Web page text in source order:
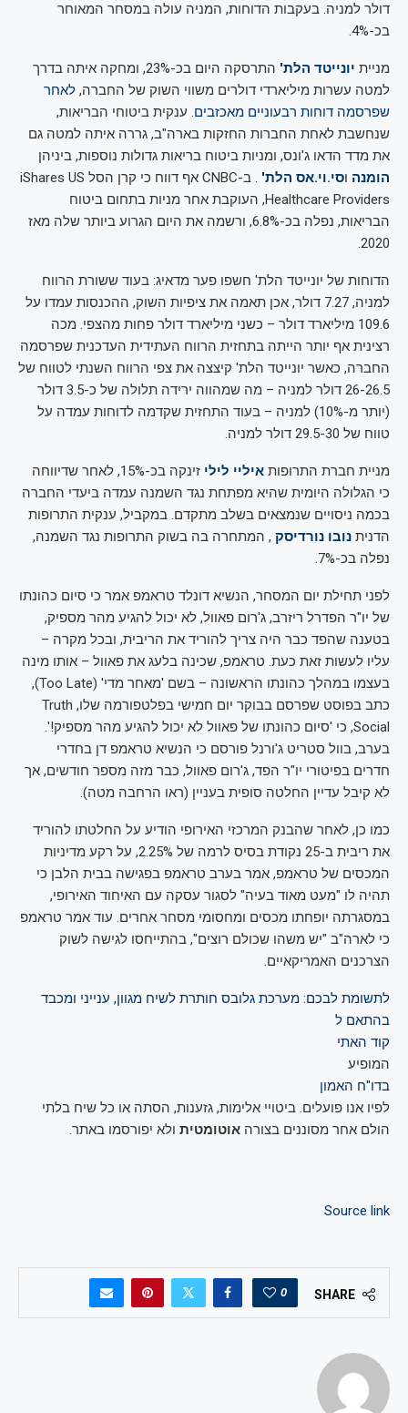
דולר למניה. בעקבות הדוחות, המניה עולה במסחר המאוחר
בכ-4%.
מניית יונייטד הלת'
התרסקה היום בכ-23%, ומחקה איתה בדרך
למטה עשרות מיליארדי דולרים משווי השוק של החברה, לאחר
שפרסמה דוחות רבעוניים מאכזבים. ענקית ביטוחי הבריאות,
שנחשבת לאחת החברות החזקות בארה"ב, גררה איתה למטה גם
את מדד הדאו ג'ונס, ומניות ביטוח בריאות גדולות נוספות, ביניהן
הומנה וסי.וי.אס הלת'
. ב-CNBC אף דווח כי קרן הסל iShares US
Healthcare Providers, העוקבת אחר מניות בתחום ביטוח
הבריאות, נפלה בכ-6.8%, ורשמה את היום הגרוע ביותר שלה מאז
2020.
הדוחות של יונייטד הלת' חשפו פער מדאיג: בעוד ששורת הרווח
למניה, 7.27 דולר, אכן תאמה את ציפיות השוק, ההכנסות עמדו על
109.6 מיליארד דולר – כשני מיליארד דולר פחות מהצפי. מכה
רצינית אף יותר הייתה בתחזית הרווח העתידית העדכנית שפרסמה
החברה, כאשר יונייטד הלת' קיצצה את צפי הרווח השנתי לטווח של
26-26.5 דולר למניה – מה שמהווה ירידה תלולה של כ-3.5 דולר
(יותר מ-10%) למניה – בעוד התחזית שקדמה לדוחות עמדה על
טווח של 29.5-30 דולר למניה.
מניית חברת התרופות איליי לילי
זינקה בכ-15%, לאחר שדיווחה
כי הגלולה היומית שהיא מפתחת נגד השמנה עמדה ביעדי החברה
בכמה ניסויים שנמצאים בשלב מתקדם. במקביל, ענקית התרופות
הדנית נובו נורדיסק , המתחרה בה בשוק התרופות נגד השמנה,
נפלה בכ-7%.
לפני תחילת יום המסחר, הנשיא דונלד טראמפ אמר כי סיום כהונתו
של יו"ר הפדרל ריזרב, ג'רום פאוול, לא יכול להגיע מהר מספיק,
בטענה שהפד כבר היה צריך להוריד את הריבית, ובכל מקרה –
עליו לעשות זאת כעת. טראמפ, שכינה בלעג את פאוול – אותו מינה
בעצמו במהלך כהונתו הראשונה – בשם 'מאחר מדי' (Too Late),
כתב בפוסט שפרסם בבוקר יום חמישי בפלטפורמה שלו, Truth
Social, כי 'סיום כהונתו של פאוול לא יכול להגיע מהר מספיק!'.
בערב, בוול סטריט ג'ורנל פורסם כי הנשיא טראמפ דן בחדרי
חדרים בפיטורי יו"ר הפד, ג'רום פאוול, כבר מזה מספר חודשים, אך
לא קיבל עדיין החלטה סופית בעניין (ראו הרחבה מטה).
כמו כן, לאחר שהבנק המרכזי האירופי הודיע על החלטתו להוריד
את ריבית ב-25 נקודת בסיס לרמה של 2.25%, על רקע מדיניות
המכסים של טראמפ, אמר בערב טראמפ בפגישה בבית הלבן כי
תהיה לו "מעט מאוד בעיה" לסגור עסקה עם האיחוד האירופי,
במסגרתה יופחתו מכסים ומחסומי מסחר אחרים. עוד אמר טראמפ
כי לארה"ב "יש משהו שכולם רוצים", בהתייחסו לגישה לשוק
הצרכנים האמריקאיים.
לתשומת לבכם: מערכת גלובס חותרת לשיח מגוון, ענייני ומכבד
בהתאם ל
קוד האתי
המופיע
בדו"ח האמון
לפיו אנו פועלים. ביטויי אלימות, גזענות, הסתה או כל שיח בלתי
הולם אחר מסוננים בצורה אוטומטית ולא יפורסמו באתר.
Source link
SHARE
0